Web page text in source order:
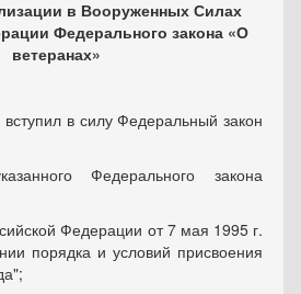
в Вооруженных Силах
Федерального закона «О
ветеранах»
в силу Федеральный закон
Федерального закона
Федерации от 7 мая 1995 г.
порядка и условий присвоения